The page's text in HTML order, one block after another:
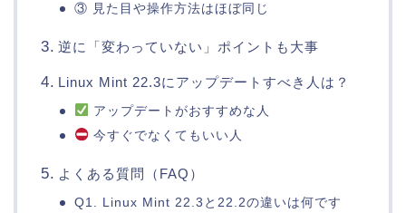
③ 見た目や操作方法はほぼ同じ
逆に「変わっていない」ポイントも大事
Linux Mint 22.3にアップデートすべき人は？
アップデートがおすすめな人
今すぐでなくてもいい人
よくある質問（FAQ）
Q1. Linux Mint 22.3と22.2の違いは何です